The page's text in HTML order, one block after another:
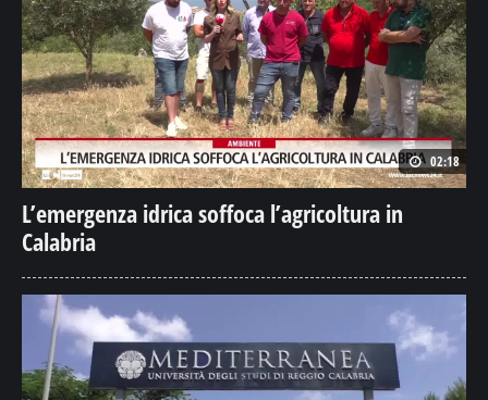
02:18
L’emergenza idrica soffoca l’agricoltura in
Calabria